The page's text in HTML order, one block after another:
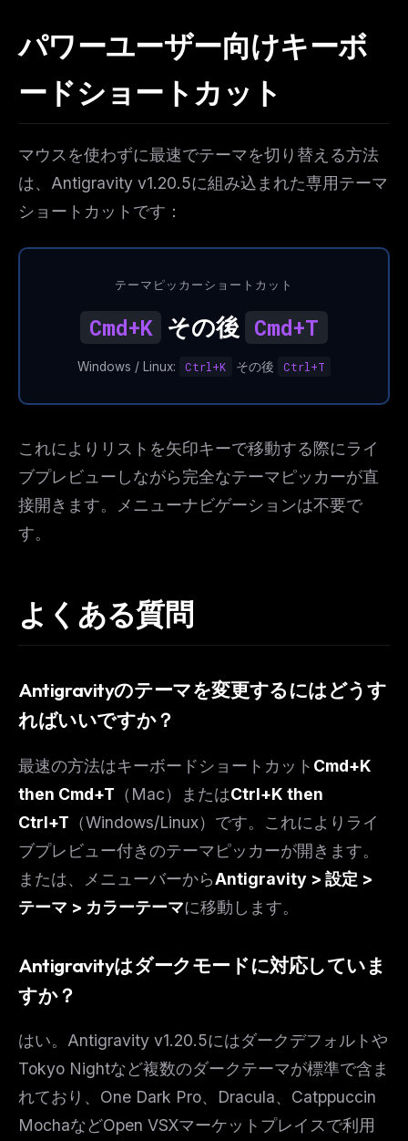
パワーユーザー向けキーボ
ードショートカット
マウスを使わずに最速でテーマを切り替える方法
は、Antigravity v1.20.5に組み込まれた専用テーマ
ショートカットです：
テーマピッカーショートカット
Cmd+K その後 Cmd+T
Windows / Linux: Ctrl+K その後 Ctrl+T
これによりリストを矢印キーで移動する際にライ
ブプレビューしながら完全なテーマピッカーが直
接開きます。メニューナビゲーションは不要で
す。
よくある質問
Antigravityのテーマを変更するにはどうす
ればいいですか？
最速の方法はキーボードショートカット Cmd+K
then Cmd+T （Mac）またはCtrl+K then
Ctrl+T （Windows/Linux）です。これによりライ
ブプレビュー付きのテーマピッカーが開きます。
または、メニューバーからAntigravity > 設定 >
テーマ > カラーテーマに移動します。
Antigravityはダークモードに対応していま
すか？
はい。Antigravity v1.20.5にはダークデフォルトや
Tokyo Nightなど複数のダークテーマが標準で含ま
れており、One Dark Pro、Dracula、Catppuccin
MochaなどOpen VSXマーケットプレイスで利用